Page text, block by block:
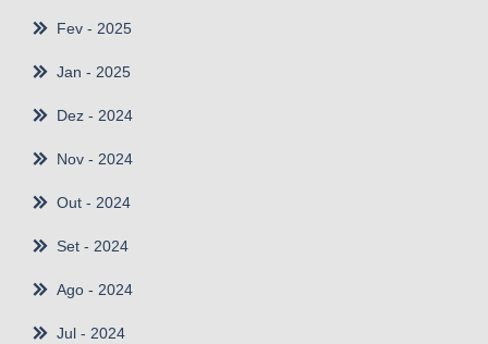
Fev - 2025
Jan - 2025
Dez - 2024
Nov - 2024
Out - 2024
Set - 2024
Ago - 2024
Jul - 2024